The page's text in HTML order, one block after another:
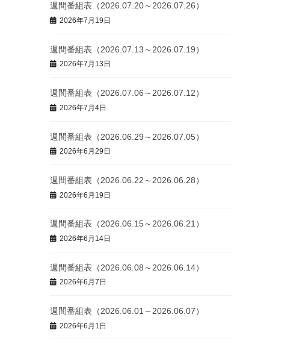
週間番組表（2026.07.20～2026.07.26）
2026年7月19日
週間番組表（2026.07.13～2026.07.19）
2026年7月13日
週間番組表（2026.07.06～2026.07.12）
2026年7月4日
週間番組表（2026.06.29～2026.07.05）
2026年6月29日
週間番組表（2026.06.22～2026.06.28）
2026年6月19日
週間番組表（2026.06.15～2026.06.21）
2026年6月14日
週間番組表（2026.06.08～2026.06.14）
2026年6月7日
週間番組表（2026.06.01～2026.06.07）
2026年6月1日